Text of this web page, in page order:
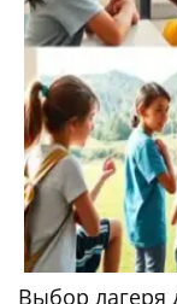
Выбор лагеря